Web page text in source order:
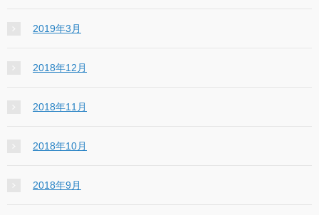
2019年3月
2018年12月
2018年11月
2018年10月
2018年9月